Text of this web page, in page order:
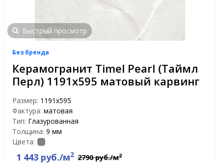
Быстрый просмотр
Без бренда
Керамогранит Timel Pearl (Таймл
Перл) 1191х595 матовый карвинг
Размер: 1191x595
Фактура: матовая
Тип: Глазурованная
Толщина: 9 мм
Цвета:
1 443 руб./м2 2790 руб./м2